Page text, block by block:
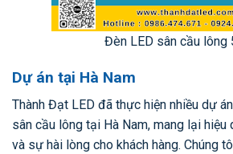
Đèn LED sân cầu lông
Dự án tại Hà Nam
Thành Đạt LED đã thực hiện nhiều dự
sân cầu lông tại Hà Nam, mang lại hiệu
và sự hài lòng cho khách hàng. Chúng